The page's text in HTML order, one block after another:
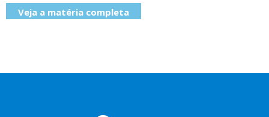
Veja a matéria completa